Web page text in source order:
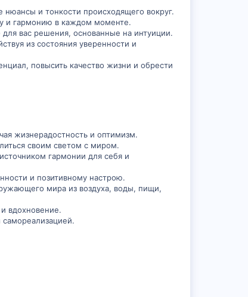
нюансы и тонкости происходящего вокруг.
и гармонию в каждом моменте.
вас решения, основанные на интуиции.
из состояния уверенности и
повысить качество жизни и обрести
жизнерадостность и оптимизм.
своим светом с миром.
гармонии для себя и
и позитивному настрою.
мира из воздуха, воды, пищи,
вдохновение.